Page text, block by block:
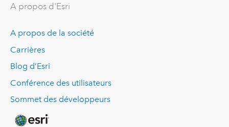
A propos d'Esri
A propos de la société
Carrières
Blog d’Esri
Conférence des utilisateurs
Sommet des développeurs